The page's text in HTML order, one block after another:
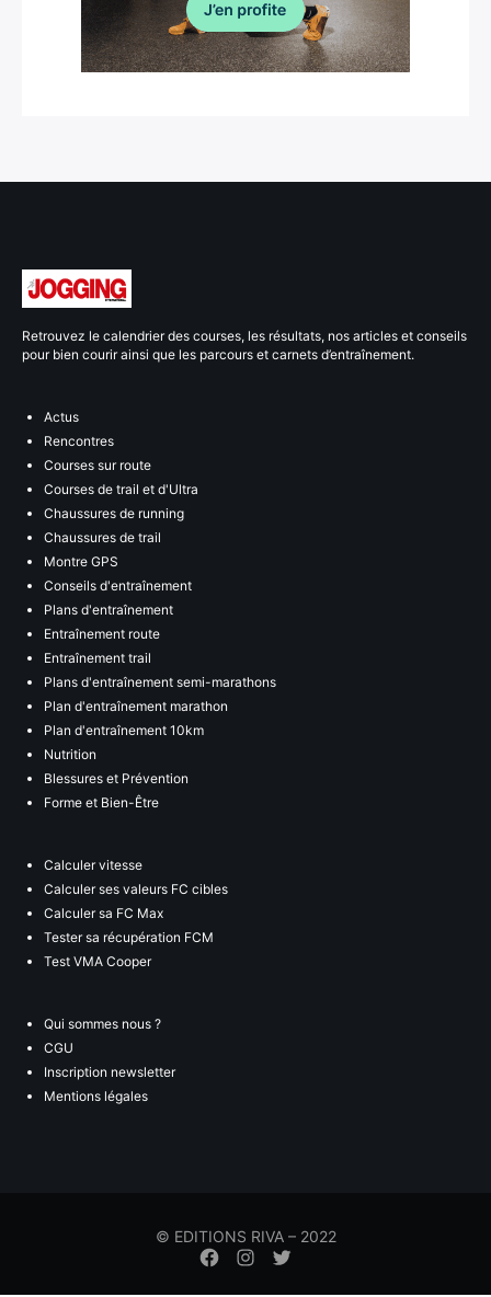
Retrouvez le calendrier des courses, les résultats, nos articles et conseils
pour bien courir ainsi que les parcours et carnets d’entraînement.
Actus
Rencontres
Courses sur route
Courses de trail et d'Ultra
Chaussures de running
Chaussures de trail
Montre GPS
Conseils d'entraînement
Plans d'entraînement
Entraînement route
Entraînement trail
Plans d'entraînement semi-marathons
Plan d'entraînement marathon
Plan d'entraînement 10km
Nutrition
Blessures et Prévention
Forme et Bien-Être
Calculer vitesse
Calculer ses valeurs FC cibles
Calculer sa FC Max
Tester sa récupération FCM
Test VMA Cooper
Qui sommes nous ?
CGU
Inscription newsletter
Mentions légales
© EDITIONS RIVA – 2022
Élément
menude
de